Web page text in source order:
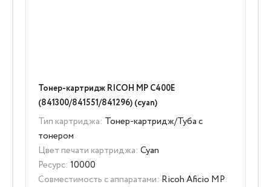
Тонер-картридж RICOH MP C400E
(841300/841551/841296) (cyan)
Тип картриджа: Тонер-картридж/Туба с
тонером
Цвет печати картриджа: Cyan
Ресурс: 10000
Совместимость с аппаратами: Ricoh Aficio MP